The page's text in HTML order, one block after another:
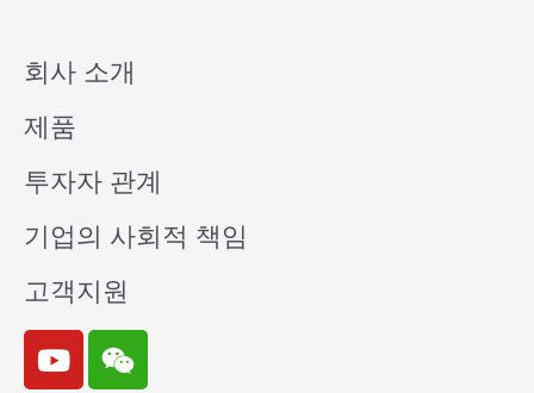
회사 소개
제품
투자자 관계
기업의 사회적 책임
고객지원
Y
o
W
e